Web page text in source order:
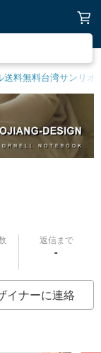
送料無料台湾サンリオ
返信まで
-
イナーに連絡